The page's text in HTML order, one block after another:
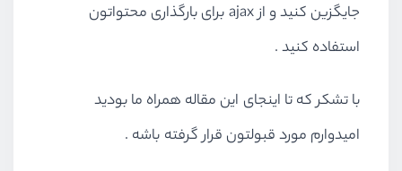
جایگزین کنید و از ajax برای بارگذاری محتواتون
استفاده کنید .
با تشکر که تا اینجای این مقاله همراه ما بودید
امیدوارم مورد قبولتون قرار گرفته باشه .